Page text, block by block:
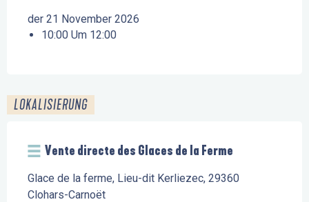
der 21 November 2026
10:00 Um 12:00
LOKALISIERUNG
Vente directe des Glaces de la Ferme
Glace de la ferme, Lieu-dit Kerliezec, 29360
Clohars-Carnoët